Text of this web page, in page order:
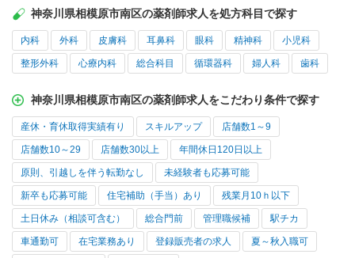
神奈川県相模原市南区の薬剤師求人を処方科目で探す
内科 外科 皮膚科 耳鼻科 眼科 精神科 小児科
整形外科 心療内科 総合科目 循環器科 婦人科 歯科
神奈川県相模原市南区の薬剤師求人をこだわり条件で探す
産休・育休取得実績有り スキルアップ 店舗数1～9
店舗数10～29 店舗数30以上 年間休日120日以上
原則、引越しを伴う転勤なし 未経験者も応募可能
新卒も応募可能 住宅補助（手当）あり 残業月10ｈ以下
土日休み（相談可含む） 総合門前 管理職候補 駅チカ
車通勤可 在宅業務あり 登録販売者の求人 夏～秋入職可